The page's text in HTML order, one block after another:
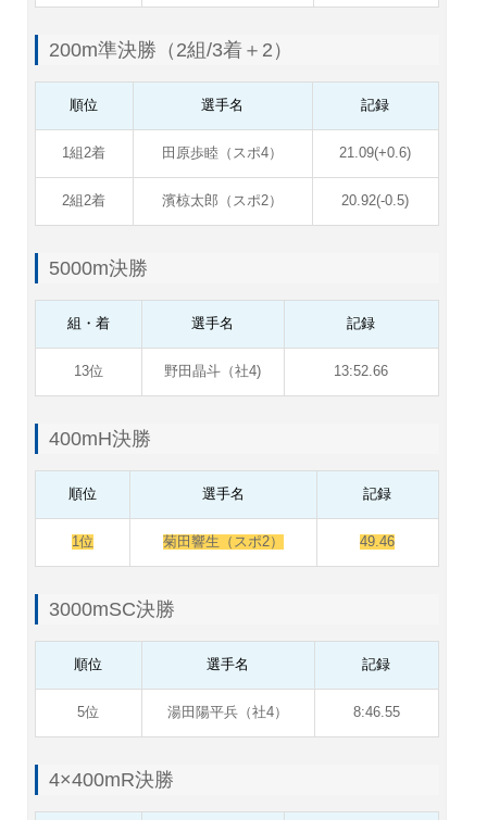
200m準決勝（2組/3着＋2）
順位 選手名 記録
1組2着 田原歩睦（スポ4） 21.09(+0.6)
2組2着 濱椋太郎（スポ2） 20.92(-0.5)
5000m決勝
組・着 選手名 記録
13位 野田晶斗（社4) 13:52.66
400mH決勝
順位 選手名 記録
1位 菊田響生（スポ2） 49.46
3000mSC決勝
順位 選手名 記録
5位 湯田陽平兵（社4） 8:46.55
4×400mR決勝